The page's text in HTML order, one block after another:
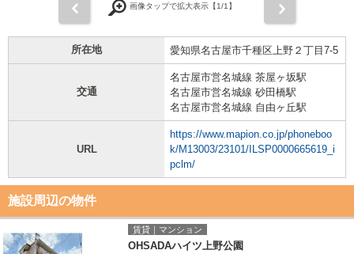
画像タップで拡大表示【1/1】
所在地 愛知県名古屋市千種区上野２丁目7-5
交通
名古屋市営名城線 茶屋ヶ坂駅
名古屋市営名城線 砂田橋駅
名古屋市営名城線 自由ヶ丘駅
URL
https://www.mapion.co.jp/phoneboo
k/M13003/23101/ILSP0000665619_i
pclm/
施設周辺の物件
賃貸｜マンション
OHSADAハイツ上野公園